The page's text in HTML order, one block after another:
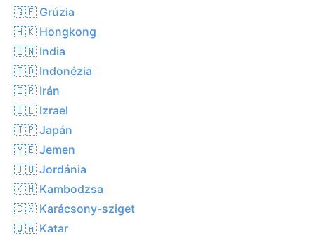
🇬🇪 Grúzia
🇭🇰 Hongkong
🇮🇳 India
🇮🇩 Indonézia
🇮🇷 Irán
🇮🇱 Izrael
🇯🇵 Japán
🇾🇪 Jemen
🇯🇴 Jordánia
🇰🇭 Kambodzsa
🇨🇽 Karácsony-sziget
🇶🇦 Katar